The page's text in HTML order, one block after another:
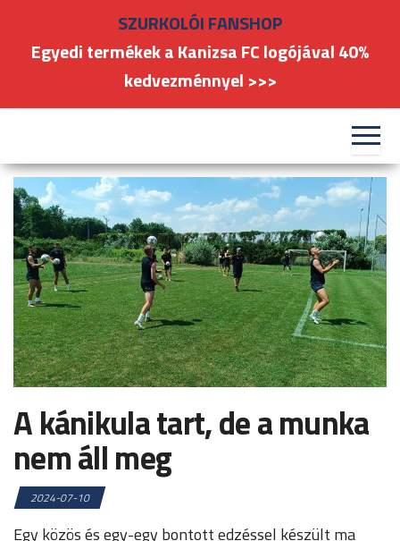
FC
#kanizsafoci
A kánikula tart, de a munka
nem áll meg
2024-07-10
Egy közös és egy-egy bontott edzéssel készült ma
SZURKOLÓI FANSHOP
Egyedi termékek a Kanizsa FC logójával 40%
kedvezménnyel >>>